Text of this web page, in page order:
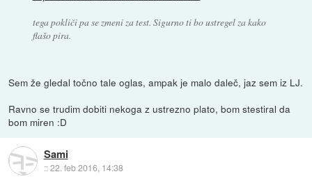
tega pokliči pa se zmeni za test. Sigurno ti bo ustregel za kako
flašo pira.
Sem že gledal točno tale oglas, ampak je malo daleč, jaz sem iz LJ.
Ravno se trudim dobiti nekoga z ustrezno plato, bom stestiral da
bom miren :D
Sami
::22. feb 2016, 14:38